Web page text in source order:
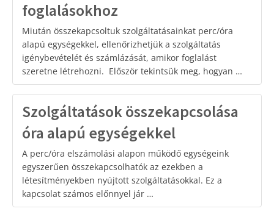
foglalásokhoz
Miután összekapcsoltuk szolgáltatásainkat perc/óra
alapú egységekkel, ellenőrizhetjük a szolgáltatás
igénybevételét és számlázását, amikor foglalást
szeretne létrehozni. Először tekintsük meg, hogyan …
Szolgáltatások összekapcsolása
óra alapú egységekkel
A perc/óra elszámolási alapon működő egységeink
egyszerűen összekapcsolhatók az ezekben a
létesítményekben nyújtott szolgáltatásokkal. Ez a
kapcsolat számos előnnyel jár …